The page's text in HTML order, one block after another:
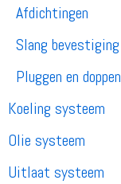
Afdichtingen
Slang bevestiging
Pluggen en doppen
Koeling systeem
Olie systeem
Uitlaat systeem